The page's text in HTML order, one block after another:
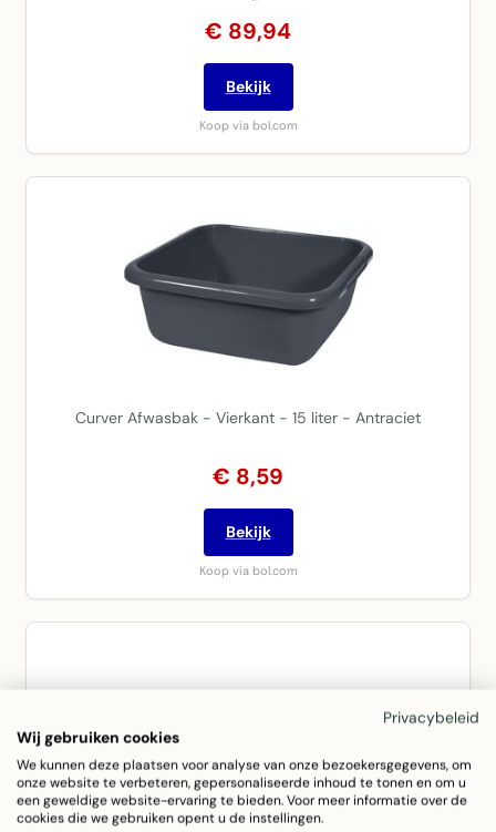
€ 89,94
Bekijk
Koop via bol.com
Curver Afwasbak - Vierkant - 15 liter - Antraciet
€ 8,59
Bekijk
Koop via bol.com
Privacybeleid
Wij gebruiken cookies
We kunnen deze plaatsen voor analyse van onze bezoekersgegevens, om
onze website te verbeteren, gepersonaliseerde inhoud te tonen en om u
een geweldige website-ervaring te bieden. Voor meer informatie over de
cookies die we gebruiken opent u de instellingen.